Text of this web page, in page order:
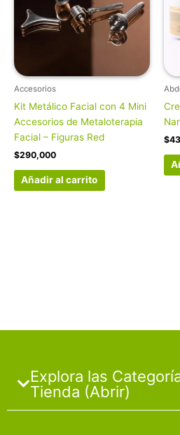
Accesorios
Kit Metálico Facial con 4 Mini
Accesorios de Metaloterapia
Facial – Figuras Red
$290,000
Añadir al carrito
$
Explora las
Tienda (Abrir)